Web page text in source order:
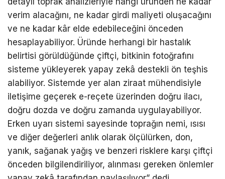
verim alacağını, ne kadar girdi maliyeti oluşacağını
ve ne kadar kâr elde edebileceğini önceden
hesaplayabiliyor. Üründe herhangi bir hastalık
belirtisi görüldüğünde çiftçi, bitkinin fotoğrafını
sisteme yükleyerek yapay zekâ destekli ön teşhis
alabiliyor. Sistemde yer alan ziraat mühendisiyle
iletişime geçerek e-reçete üzerinden doğru ilacı,
doğru dozda ve doğru zamanda uygulayabiliyor.
Erken uyarı sistemi sayesinde toprağın nemi, ısısı
ve diğer değerleri anlık olarak ölçülürken, don,
yanık, sağanak yağış ve benzeri risklere karşı çiftçi
önceden bilgilendiriliyor, alınması gereken önlemler